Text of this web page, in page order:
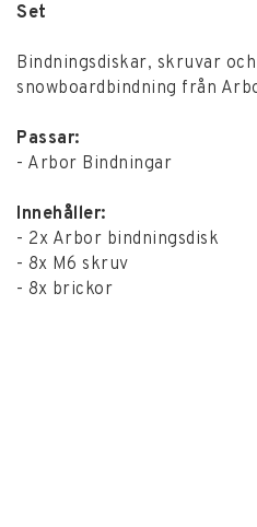
Set
Bindningsdiskar, skruvar
snowboardbindning från
Passar:
- Arbor Bindningar
Innehåller:
- 2x Arbor bindningsdisk
- 8x M6 skruv
- 8x brickor